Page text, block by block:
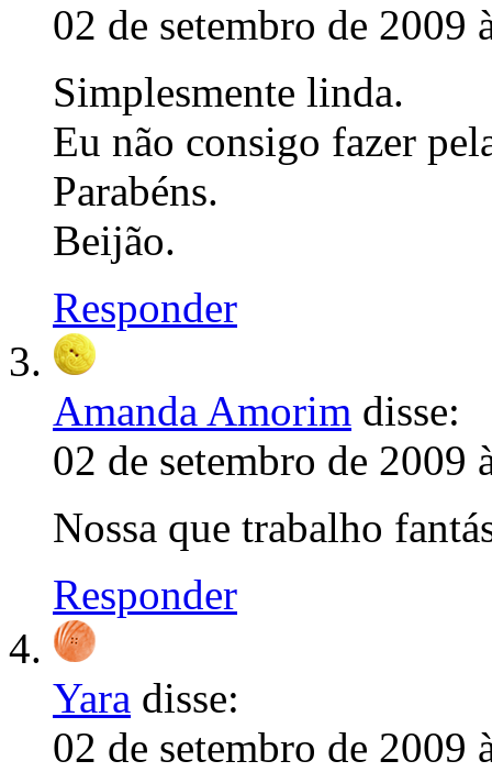
02 de setembro de 2009
Simplesmente linda.
Eu não consigo fazer
Parabéns.
Beijão.
Responder
Amanda Amorim disse:
02 de setembro de 2009
Nossa que trabalho
Responder
Yara disse:
02 de setembro de 2009